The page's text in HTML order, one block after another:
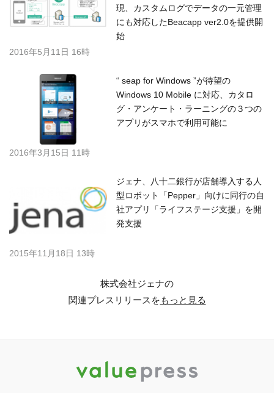
現、カスタムログでデータの一元管理
にも対応したBeacapp ver2.0を提供開
始
2016年5月11日 16時
“ seap for Windows ”が待望の
Windows 10 Mobile に対応、カタロ
グ・アンケート・ラーニングの３つの
アプリがスマホで利用可能に
2016年3月15日 11時
ジェナ、八十二銀行が店舗導入する人
型ロボット「Pepper」向けに同行の自
社アプリ「ライフステージ支援」を開
発支援
2015年11月18日 13時
株式会社ジェナの
関連プレスリリースをもっと見る